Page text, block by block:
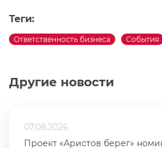
Другие новости
07.08.2026
Проект «Аристов берег»
Теги:
Ответственность бизнеса События